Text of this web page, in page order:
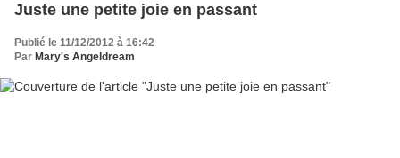
Juste une petite joie en passant
Publié le 11/12/2012 à 16:42
Par Mary's Angeldream